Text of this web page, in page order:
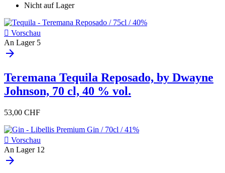
Nicht auf Lager
 Vorschau
An Lager 5
arrow_forward
Teremana Tequila Reposado, by Dwayne
Johnson, 70 cl, 40 % vol.
53,00 CHF
 Vorschau
An Lager 12
arrow_forward